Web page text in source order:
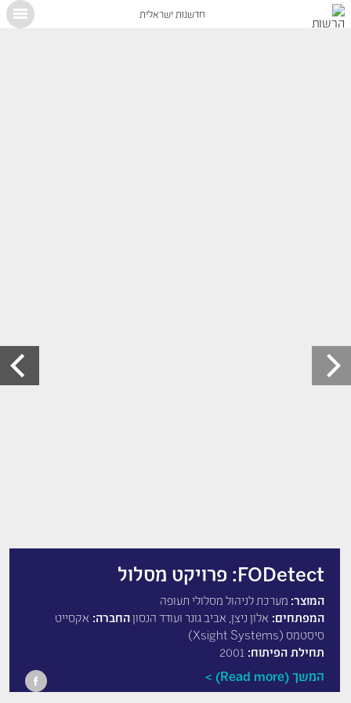
חדשנות ישראלית
FODetect: פרויקט מסלול
המוצר: מערכת לניהול מסלולי תעופה
המפתחים: אלון ניצן, אביב גונר ועודד הנסוןהחברה: אקסייט
סיסטמס (Xsight Systems)
תחילת הפיתוח: 2001
המשך (Read more)
X